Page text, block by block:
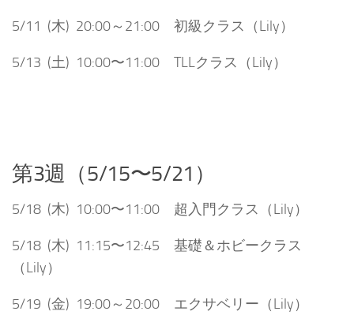
5/11 (木) 20:00～21:00 初級クラス（Lily）
5/13 (土) 10:00〜11:00 TLLクラス（Lily）
第3週（5/15〜5/21）
5/18 (木) 10:00〜11:00 超入門クラス（Lily）
5/18 (木) 11:15〜12:45 基礎＆ホビークラス
（Lily）
5/19 (金) 19:00～20:00 エクサベリー（Lily）